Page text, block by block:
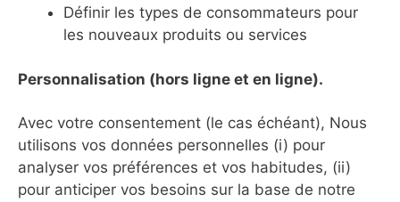
Définir les types de consommateurs pour
les nouveaux produits ou services
Personnalisation (hors ligne et en ligne).
Avec votre consentement (le cas échéant), Nous
utilisons vos données personnelles (i) pour
analyser vos préférences et vos habitudes, (ii)
pour anticiper vos besoins sur la base de notre